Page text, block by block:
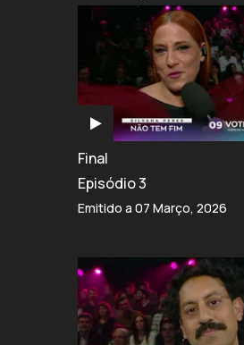
Final
Episódio 3
Emitido a 07 Março, 2026